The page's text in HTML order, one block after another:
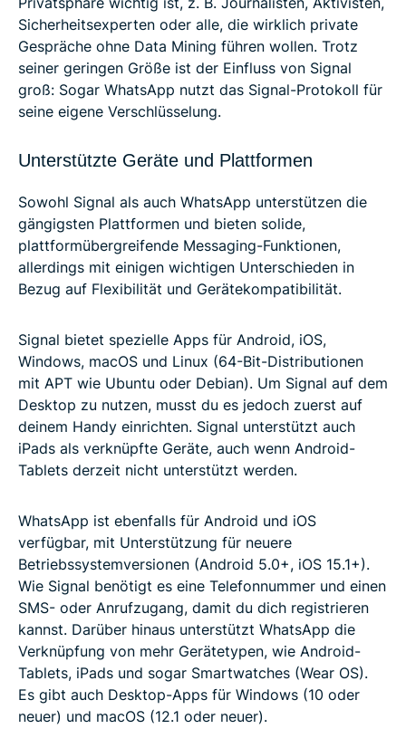
Sicherheitsexperten oder alle, die wirklich private
Gespräche ohne Data Mining führen wollen. Trotz
seiner geringen Größe ist der Einfluss von Signal
groß: Sogar WhatsApp nutzt das Signal-Protokoll für
seine eigene Verschlüsselung.
Unterstützte Geräte und Plattformen
Sowohl Signal als auch WhatsApp unterstützen die
gängigsten Plattformen und bieten solide,
plattformübergreifende Messaging-Funktionen,
allerdings mit einigen wichtigen Unterschieden in
Bezug auf Flexibilität und Gerätekompatibilität.
Signal bietet spezielle Apps für Android, iOS,
Windows, macOS und Linux (64-Bit-Distributionen
mit APT wie Ubuntu oder Debian). Um Signal auf dem
Desktop zu nutzen, musst du es jedoch zuerst auf
deinem Handy einrichten. Signal unterstützt auch
iPads als verknüpfte Geräte, auch wenn Android-
Tablets derzeit nicht unterstützt werden.
WhatsApp ist ebenfalls für Android und iOS
verfügbar, mit Unterstützung für neuere
Betriebssystemversionen (Android 5.0+, iOS 15.1+).
Wie Signal benötigt es eine Telefonnummer und einen
SMS- oder Anrufzugang, damit du dich registrieren
kannst. Darüber hinaus unterstützt WhatsApp die
Verknüpfung von mehr Gerätetypen, wie Android-
Tablets, iPads und sogar Smartwatches (Wear OS).
Es gibt auch Desktop-Apps für Windows (10 oder
neuer) und macOS (12.1 oder neuer).